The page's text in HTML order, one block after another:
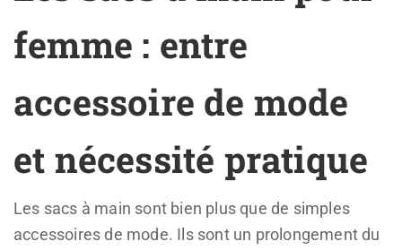
femme : entre
accessoire de mode
et nécessité pratique
Les sacs à main sont bien plus que de simples
accessoires de mode. Ils sont un prolongement du